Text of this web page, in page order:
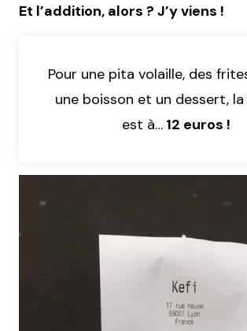
Et l’addition, alors ? J’y viens !
Pour une pita volaille, des
une boisson et un dessert,
est à… 12 euros !